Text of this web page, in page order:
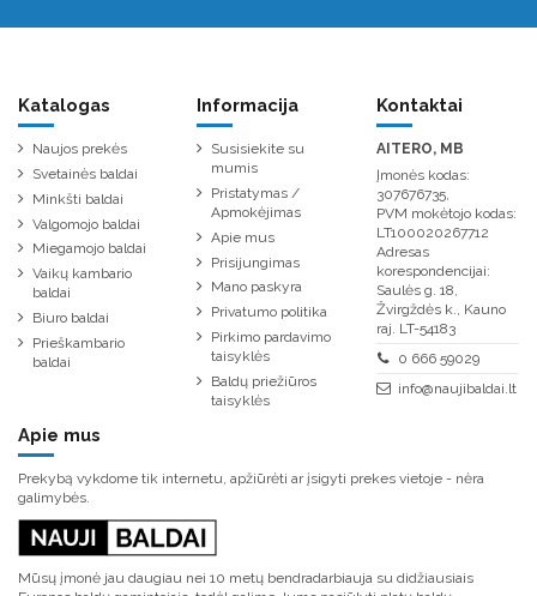
Katalogas
Naujos prekės
Svetainės baldai
Minkšti baldai
Valgomojo baldai
Miegamojo baldai
Vaikų kambario
baldai
Biuro baldai
Prieškambario
baldai
Informacija
Susisiekite su
mumis
Pristatymas /
Apmokėjimas
Apie mus
Prisijungimas
Mano paskyra
Privatumo politika
Pirkimo pardavimo
taisyklės
Baldų priežiūros
taisyklės
Kontaktai
AITERO, MB
Įmonės kodas:
307676735,
PVM mokėtojo kodas:
LT100020267712
Adresas
korespondencijai:
Saulės g. 18,
Žvirgždės k., Kauno
raj. LT-54183
0 666 59029
info@naujibaldai.lt
Apie mus
Prekybą vykdome tik internetu, apžiūrėti ar įsigyti prekes vietoje - nėra
galimybės.
Mūsų įmonė jau daugiau nei 10 metų bendradarbiauja su didžiausiais